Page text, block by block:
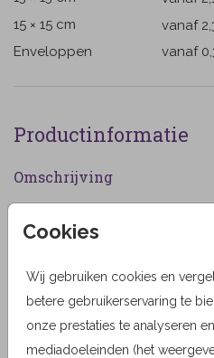
Cookies
Wij gebruiken cookies en
betere gebruikerservaring te
onze prestaties te analyseren
mediadoeleinden (het
15 × 15 cm
vanaf
Enveloppen
vanaf
Productinformatie
Omschrijving
vroeger en nu. Plaats uw eigen
Designer
MyCards Design
Collectie